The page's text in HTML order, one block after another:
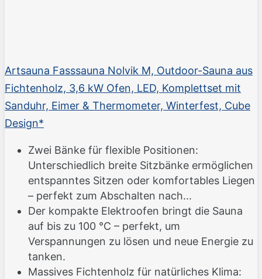
Artsauna Fasssauna Nolvik M, Outdoor-Sauna aus
Fichtenholz, 3,6 kW Ofen, LED, Komplettset mit
Sanduhr, Eimer & Thermometer, Winterfest, Cube
Design*
Zwei Bänke für flexible Positionen:
Unterschiedlich breite Sitzbänke ermöglichen
entspanntes Sitzen oder komfortables Liegen
– perfekt zum Abschalten nach...
Der kompakte Elektroofen bringt die Sauna
auf bis zu 100 °C – perfekt, um
Verspannungen zu lösen und neue Energie zu
tanken.
Massives Fichtenholz für natürliches Klima: